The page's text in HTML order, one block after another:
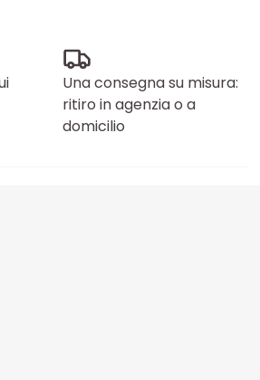
Una consegna su misura:
ritiro in agenzia o a
domicilio